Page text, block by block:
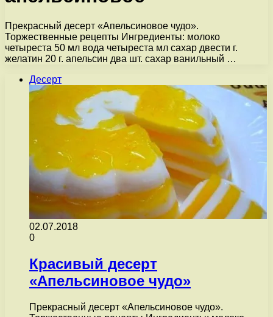
Прекрасный десерт «Апельсиновое чудо».
Торжественные рецепты Ингредиенты: молоко
четыреста 50 мл вода четыреста мл сахар двести г.
желатин 20 г. апельсин два шт. сахар ванильный …
Десерт
02.07.2018
0
Красивый десерт
«Апельсиновое чудо»
Прекрасный десерт «Апельсиновое чудо».